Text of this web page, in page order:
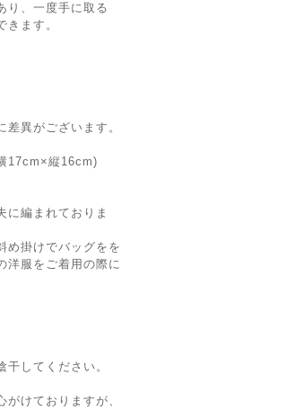
り、一度手に取る
ます。
異がございます。
17cm×縦16cm)
に編まれておりま
め掛けでバッグをを
洋服をご着用の際に
してください。
けておりますが、